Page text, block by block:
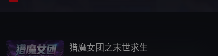
猎魔女团之末世求生